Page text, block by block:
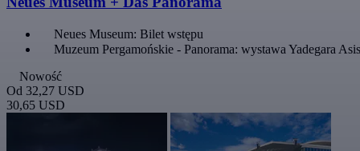
Neues Museum: Bilet wstępu
Muzeum Pergamońskie - Panorama: wystawa Yadegara
Nowość
Od 32,27 USD
30,65 USD